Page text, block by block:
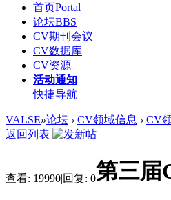
首页Portal
论坛BBS
CV期刊会议
CV数据库
CV资源
活动通知
快捷导航
VALSE»论坛 › CV领域信息 › CV
返回列表
查看: 19990|回复: 0第三届